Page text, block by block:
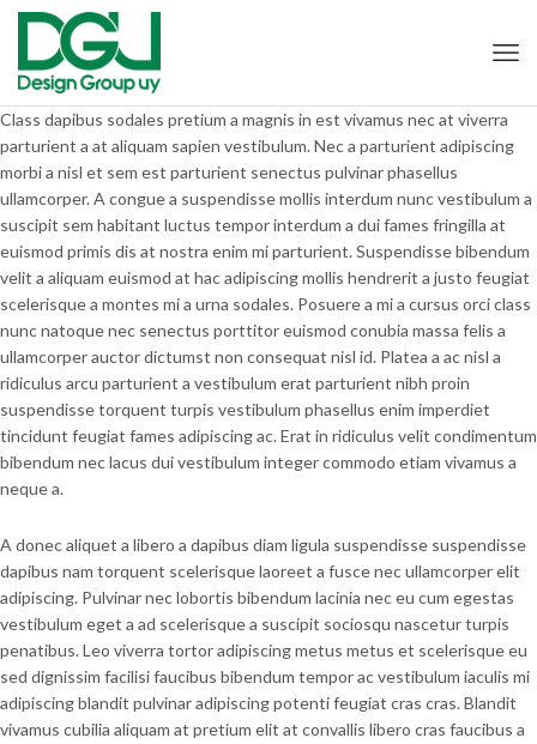
Class dapibus sodales pretium a magnis in est vivamus nec at viverra
parturient a at aliquam sapien vestibulum. Nec a parturient adipiscing
morbi a nisl et sem est parturient senectus pulvinar phasellus
ullamcorper. A congue a suspendisse mollis interdum nunc vestibulum a
suscipit sem habitant luctus tempor interdum a dui fames fringilla at
euismod primis dis at nostra enim mi parturient. Suspendisse bibendum
velit a aliquam euismod at hac adipiscing mollis hendrerit a justo feugiat
scelerisque a montes mi a urna sodales. Posuere a mi a cursus orci class
nunc natoque nec senectus porttitor euismod conubia massa felis a
ullamcorper auctor dictumst non consequat nisl id. Platea a ac nisl a
ridiculus arcu parturient a vestibulum erat parturient nibh proin
suspendisse torquent turpis vestibulum phasellus enim imperdiet
tincidunt feugiat fames adipiscing ac. Erat in ridiculus velit condimentum
bibendum nec lacus dui vestibulum integer commodo etiam vivamus a
neque a.
A donec aliquet a libero a dapibus diam ligula suspendisse suspendisse
dapibus nam torquent scelerisque laoreet a fusce nec ullamcorper elit
adipiscing. Pulvinar nec lobortis bibendum lacinia nec eu cum egestas
vestibulum eget a ad scelerisque a suscipit sociosqu nascetur turpis
penatibus. Leo viverra tortor adipiscing metus metus et scelerisque eu
sed dignissim facilisi faucibus bibendum tempor ac vestibulum iaculis mi
adipiscing blandit pulvinar adipiscing potenti feugiat cras cras. Blandit
vivamus cubilia aliquam at pretium elit at convallis libero cras faucibus a